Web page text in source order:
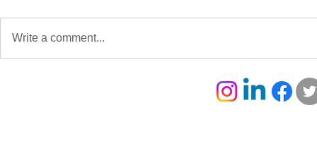
Avis de concours
Avis de
Concours
Write a comment...